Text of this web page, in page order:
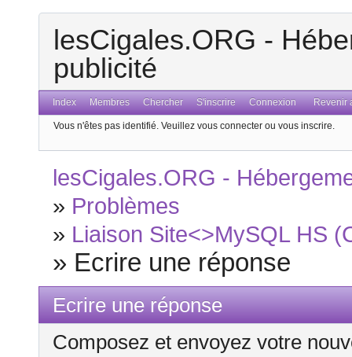
lesCigales.ORG -
publicité
Index Membres Chercher S'inscrire Connexion Revenir
Vous n'êtes pas identifié. Veuillez vous connecter ou vous inscrire.
lesCigales.ORG -
» Problèmes
» Liaison Site<>MySQL HS
» Ecrire une réponse
Ecrire une réponse
Composez et envoyez votre